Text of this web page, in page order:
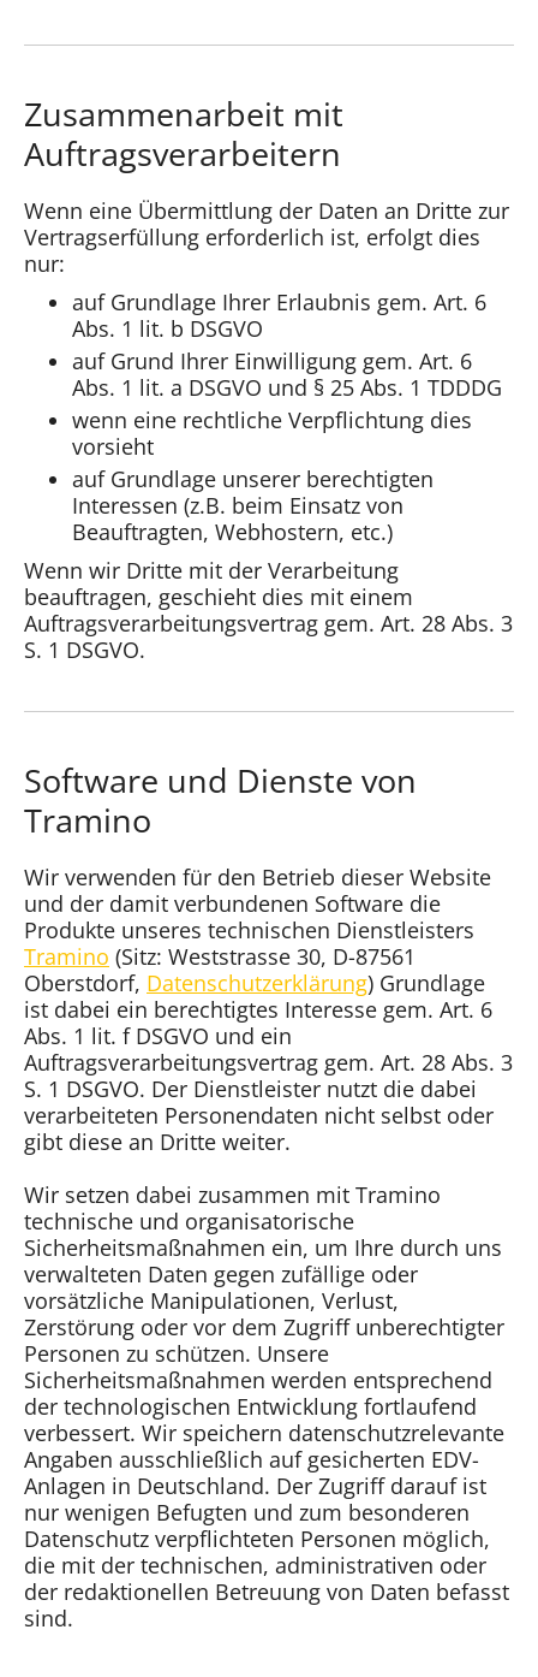
Zusammenarbeit mit
Auftragsverarbeitern
Wenn eine Übermittlung der Daten an Dritte zur
Vertragserfüllung erforderlich ist, erfolgt dies
nur:
auf Grundlage Ihrer Erlaubnis gem. Art. 6
Abs. 1 lit. b DSGVO
auf Grund Ihrer Einwilligung gem. Art. 6
Abs. 1 lit. a DSGVO und § 25 Abs. 1 TDDDG
wenn eine rechtliche Verpflichtung dies
vorsieht
auf Grundlage unserer berechtigten
Interessen (z.B. beim Einsatz von
Beauftragten, Webhostern, etc.)
Wenn wir Dritte mit der Verarbeitung
beauftragen, geschieht dies mit einem
Auftragsverarbeitungsvertrag gem. Art. 28 Abs. 3
S. 1 DSGVO.
Software und Dienste von
Tramino
Wir verwenden für den Betrieb dieser Website
und der damit verbundenen Software die
Produkte unseres technischen Dienstleisters
Tramino (Sitz: Weststrasse 30, D-87561
Oberstdorf, Datenschutzerklärung) Grundlage
ist dabei ein berechtigtes Interesse gem. Art. 6
Abs. 1 lit. f DSGVO und ein
Auftragsverarbeitungsvertrag gem. Art. 28 Abs. 3
S. 1 DSGVO. Der Dienstleister nutzt die dabei
verarbeiteten Personendaten nicht selbst oder
gibt diese an Dritte weiter.
Wir setzen dabei zusammen mit Tramino
technische und organisatorische
Sicherheitsmaßnahmen ein, um Ihre durch uns
verwalteten Daten gegen zufällige oder
vorsätzliche Manipulationen, Verlust,
Zerstörung oder vor dem Zugriff unberechtigter
Personen zu schützen. Unsere
Sicherheitsmaßnahmen werden entsprechend
der technologischen Entwicklung fortlaufend
verbessert. Wir speichern datenschutzrelevante
Angaben ausschließlich auf gesicherten EDV-
Anlagen in Deutschland. Der Zugriff darauf ist
nur wenigen Befugten und zum besonderen
Datenschutz verpflichteten Personen möglich,
die mit der technischen, administrativen oder
der redaktionellen Betreuung von Daten befasst
sind.